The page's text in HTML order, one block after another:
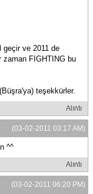
geçir ve 2011 de
zaman FIGHTING bu
teşekkürler.
Alıntı
(03-02-2011 03:17 AM)
^^
Alıntı
(03-02-2011 06:20 PM)